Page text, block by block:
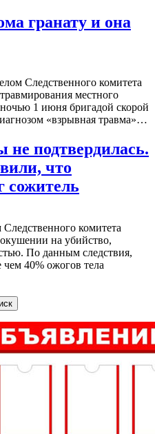
гранату и она
Следственного комитета
местного
1 июня бригадой скорой
«взрывная травма»…
не подтвердилась.
что
сожитель
комитета
на убийство,
По данным следствия,
40% ожогов тела